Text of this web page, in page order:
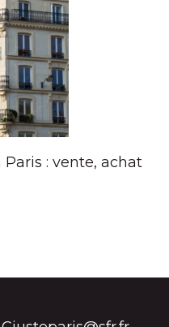
: vente, achat